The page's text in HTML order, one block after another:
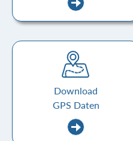
Download
GPS Daten